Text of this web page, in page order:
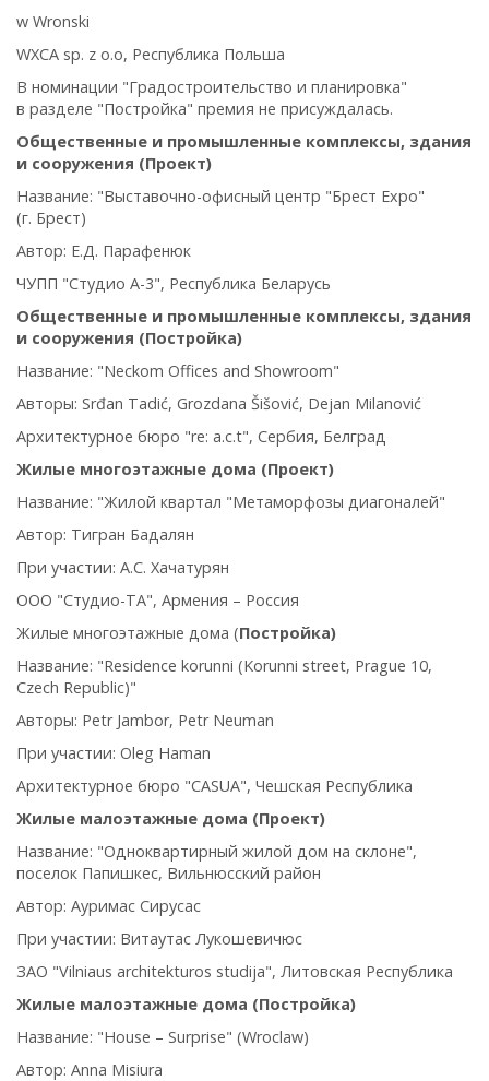
w Wronski
WXCA sp. z o.o, Республика Польша
В номинации "Градостроительство и планировка"
в разделе "Постройка" премия не присуждалась.
Общественные и промышленные комплексы, здания
и сооружения (Проект)
Название: "Выставочно-офисный центр "Брест Expo"
(г. Брест)
Автор: Е.Д. Парафенюк
ЧУПП "Студио А-3", Республика Беларусь
Общественные и промышленные комплексы, здания
и сооружения (Постройка)
Название: "Neckom Offices and Showroom"
Авторы: Srđan Tadić, Grozdana Šišović, Dejan Milanović
Архитектурное бюро "re: a.c.t", Сербия, Белград
Жилые многоэтажные дома (Проект)
Название: "Жилой квартал "Метаморфозы диагоналей"
Автор: Тигран Бадалян
При участии: А.С. Хачатурян
ООО "Студио-ТА", Армения – Россия
Жилые многоэтажные дома (Постройка)
Название: "Residence korunni (Korunni street, Prague 10,
Czech Republic)"
Авторы: Petr Jambor, Petr Neuman
При участии: Oleg Haman
Архитектурное бюро "CASUA", Чешская Республика
Жилые малоэтажные дома (Проект)
Название: "Одноквартирный жилой дом на склоне",
поселок Папишкес, Вильнюсский район
Автор: Ауримас Сирусас
При участии: Витаутас Лукошевичюс
ЗАО "Vilniaus architekturos studija", Литовская Республика
Жилые малоэтажные дома (Постройка)
Название: "House – Surprise" (Wroclaw)
Автор: Anna Misiura